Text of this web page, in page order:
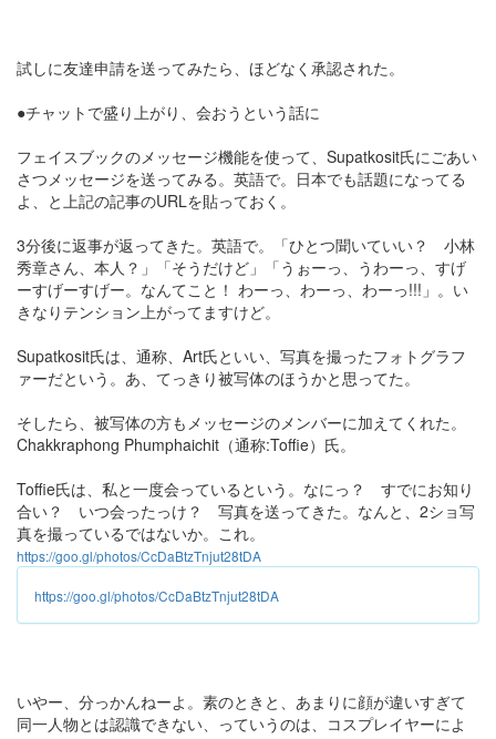
試しに友達申請を送ってみたら、ほどなく承認された。
●チャットで盛り上がり、会おうという話に
フェイスブックのメッセージ機能を使って、Supatkosit氏にごあい
さつメッセージを送ってみる。英語で。日本でも話題になってる
よ、と上記の記事のURLを貼っておく。
3分後に返事が返ってきた。英語で。「ひとつ聞いていい？ 小林
秀章さん、本人？」「そうだけど」「うぉーっ、うわーっ、すげ
ーすげーすげー。なんてこと！ わーっ、わーっ、わーっ!!!」。い
きなりテンション上がってますけど。
Supatkosit氏は、通称、Art氏といい、写真を撮ったフォトグラフ
ァーだという。あ、てっきり被写体のほうかと思ってた。
そしたら、被写体の方もメッセージのメンバーに加えてくれた。
Chakkraphong Phumphaichit（通称:Toffie）氏。
Toffie氏は、私と一度会っているという。なにっ？ すでにお知り
合い？ いつ会ったっけ？ 写真を送ってきた。なんと、2ショ写
真を撮っているではないか。これ。
https://goo.gl/photos/CcDaBtzTnjut28tDA
https://goo.gl/photos/CcDaBtzTnjut28tDA
いやー、分っかんねーよ。素のときと、あまりに顔が違いすぎて
同一人物とは認識できない、っていうのは、コスプレイヤーによ